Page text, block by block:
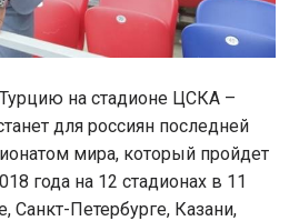
на стадионе ЦСКА –
для россиян последней
мира, который пройдет
года на 12 стадионах в 11
Санкт-Петербурге, Казани,